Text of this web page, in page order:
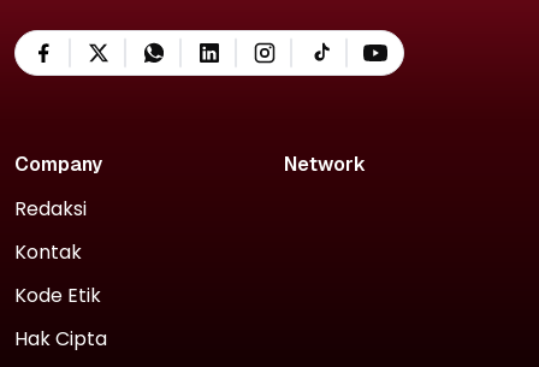
Company
Redaksi
Kontak
Kode Etik
Hak Cipta
Network